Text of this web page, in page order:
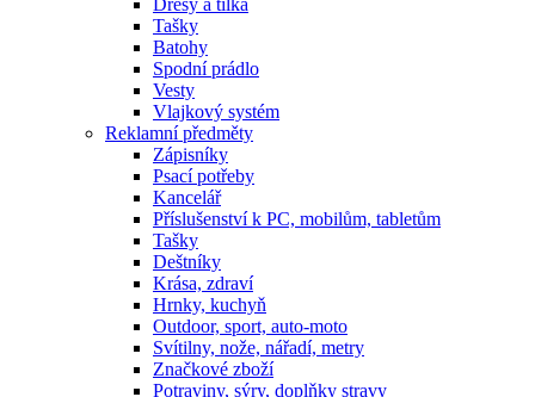
Tašky
Batohy
Spodní prádlo
Vesty
Vlajkový systém
Reklamní předměty
Zápisníky
Psací potřeby
Kancelář
Příslušenství k PC, mobilům, tabletům
Tašky
Deštníky
Krása, zdraví
Hrnky, kuchyň
Outdoor, sport, auto-moto
Svítilny, nože, nářadí, metry
Značkové zboží
Potraviny, sýry, doplňky stravy